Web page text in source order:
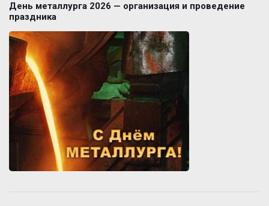
День металлурга 2026 — организация и проведение
праздника